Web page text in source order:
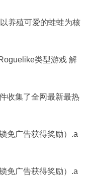
养殖可爱的蛙蛙为核
类型游戏 解
收集了全网最新最热
免广告获得奖励）.a
免广告获得奖励）.a